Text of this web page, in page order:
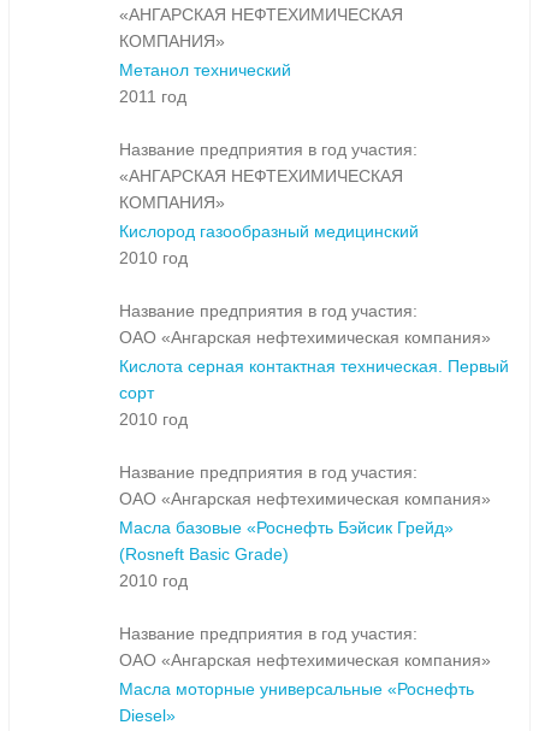
«АНГАРСКАЯ НЕФТЕХИМИЧЕСКАЯ
КОМПАНИЯ»
Метанол технический
2011 год
Название предприятия в год участия:
«АНГАРСКАЯ НЕФТЕХИМИЧЕСКАЯ
КОМПАНИЯ»
Кислород газообразный медицинский
2010 год
Название предприятия в год участия:
ОАО «Ангарская нефтехимическая компания»
Кислота серная контактная техническая. Первый
сорт
2010 год
Название предприятия в год участия:
ОАО «Ангарская нефтехимическая компания»
Масла базовые «Роснефть Бэйсик Грейд»
(Rosneft Basic Grade)
2010 год
Название предприятия в год участия:
ОАО «Ангарская нефтехимическая компания»
Масла моторные универсальные «Роснефть
Diesel»